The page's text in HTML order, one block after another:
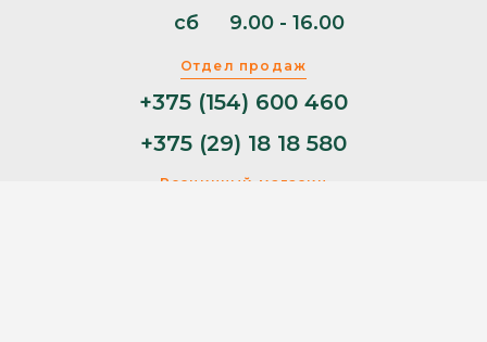
Отдел продаж
+375 (154) 600 460
+375 (29) 18 18 580
Розничный магазин
сб
9.00 - 16.00